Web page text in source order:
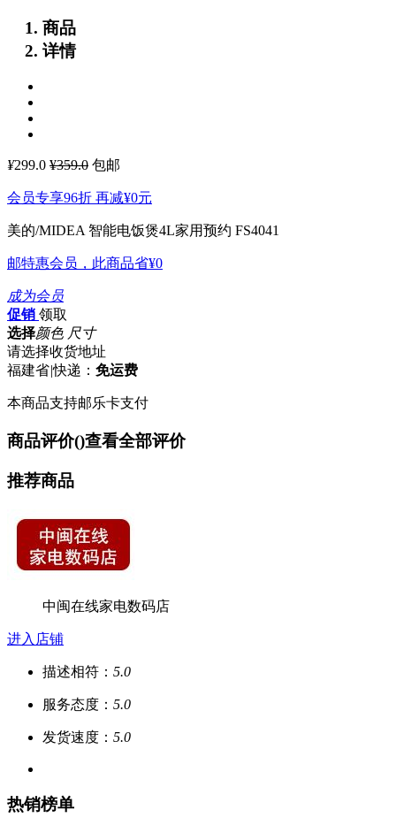
商品
详情
¥299.0 ¥359.0 包邮
会员专享96折 再减¥0元
美的/MIDEA 智能电饭煲4L家用预约 FS4041
邮特惠会员，此商品省¥0
成为会员
促销 领取
选择颜色 尺寸
请选择收货地址
福建省|快递： 免运费
本商品支持邮乐卡支付
商品评价()查看全部评价
推荐商品
中闽在线家电数码店
进入店铺
描述相符： 5.0
服务态度： 5.0
发货速度： 5.0
热销榜单